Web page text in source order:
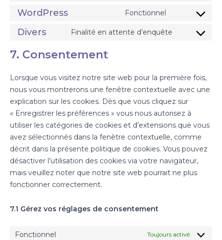
WordPress Fonctionnel
Divers Finalité en attente d’enquête
7. Consentement
Lorsque vous visitez notre site web pour la première fois,
nous vous montrerons une fenêtre contextuelle avec une
explication sur les cookies. Dès que vous cliquez sur
« Enregistrer les préférences » vous nous autorisez à
utiliser les catégories de cookies et d’extensions que vous
avez sélectionnés dans la fenêtre contextuelle, comme
décrit dans la présente politique de cookies. Vous pouvez
désactiver l’utilisation des cookies via votre navigateur,
mais veuillez noter que notre site web pourrait ne plus
fonctionner correctement.
7.1 Gérez vos réglages de consentement
Fonctionnel Toujours activé